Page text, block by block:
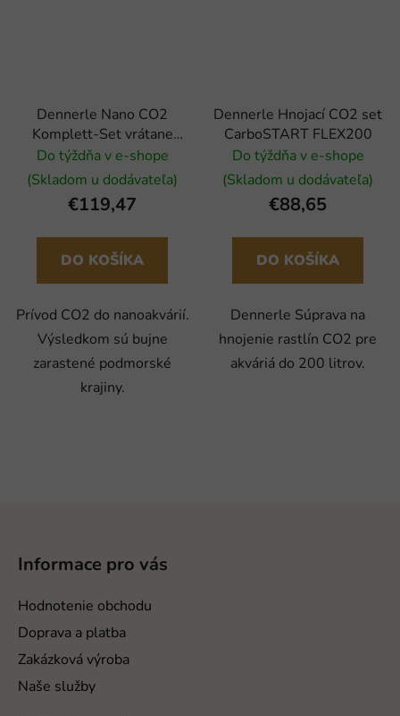
Dennerle Nano CO2
Komplett-Set vrátane
ventilu CO2 Nano a Nano-
Flipper
Do týždňa v e-shope
(Skladom u dodávateľa)
€119,47
DO KOŠÍKA
Prívod CO2 do nanoakvárií.
Výsledkom sú bujne
zarastené podmorské
krajiny.
Dennerle Hnojací CO2 set
CarboSTART FLEX200
Do týždňa v e-shope
(Skladom u dodávateľa)
€88,65
DO KOŠÍKA
Dennerle Súprava na
hnojenie rastlín CO2 pre
akváriá do 200 litrov.
Informace pro vás
Hodnotenie obchodu
Doprava a platba
Zakázková výroba
Naše služby